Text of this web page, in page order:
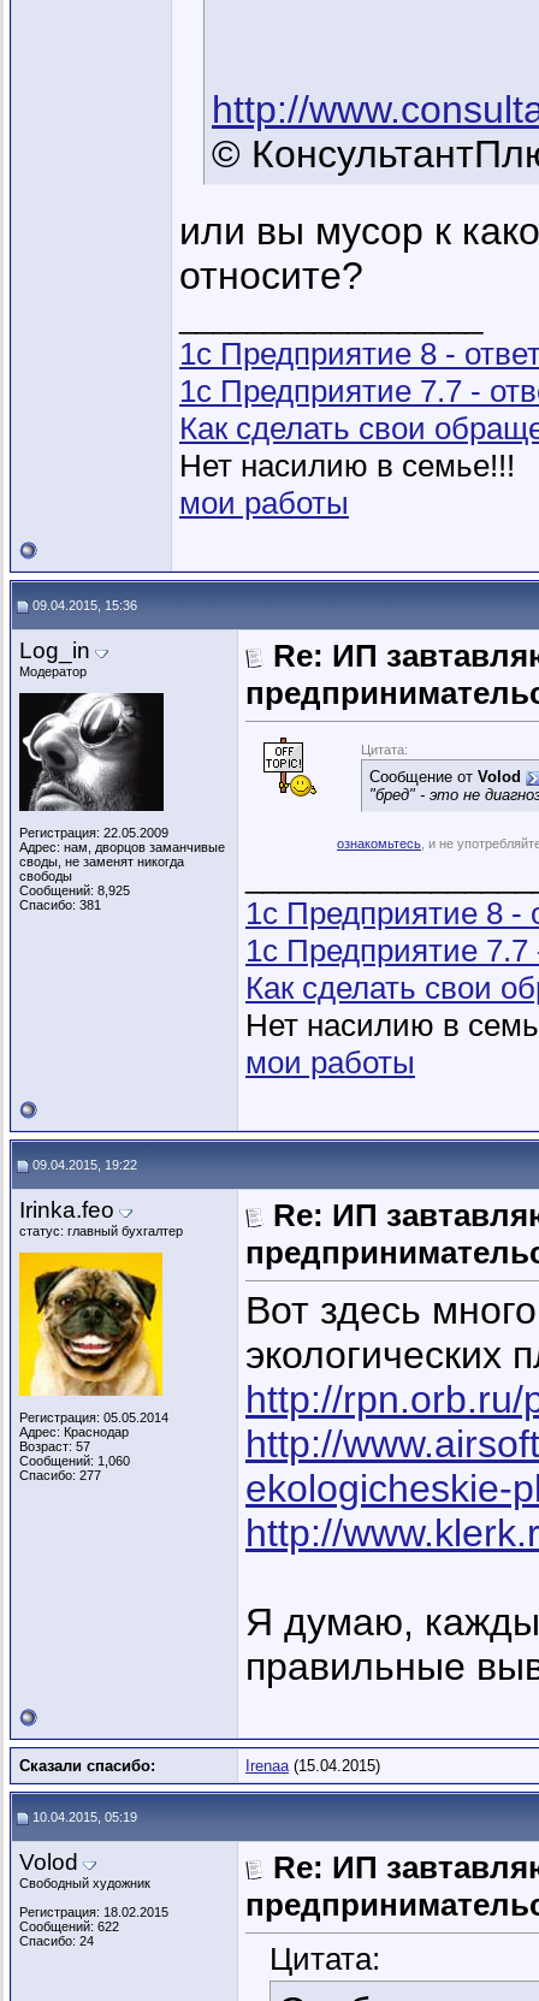
http://
©
или вы мусор к
относите?
1с Предприятие 8 -
1с Предприятие 7.7 -
Как сделать свои
Нет насилию в семье!!!
мои работы
09.04.2015, 15:36
Log_in
Модератор
Регистрация: 22.05.2009
Адрес: нам, дворцов заманчивые
своды, не заменят никогда
свободы
Сообщений: 8,925
Спасибо: 381
Re: ИП
Цитата:
Сообщение от Volod
"бред" - это не
ознакомьтесь , и не
1с Предприятие 8 -
1с Предприятие
Как сделать свои
Нет насилию в
мои работы
09.04.2015, 19:22
Irinka.feo
статус: главный бухгалтер
Регистрация: 05.05.2014
Адрес: Краснодар
Возраст: 57
Сообщений: 1,060
Спасибо: 277
Re: ИП
Вот здесь
экологических
http://rpn.orb.ru/
http://
ekologicheskie-
http://
Я думаю,
правильные
Сказали спасибо: Irenaa(15.04.2015)
10.04.2015, 05:19
Volod
Свободный художник
Регистрация: 18.02.2015
Сообщений: 622
Спасибо: 24
Re: ИП
Цитата: